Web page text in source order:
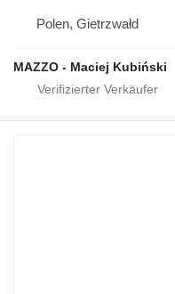
Polen, Gietrzwałd
MAZZO - Maciej Kubiński